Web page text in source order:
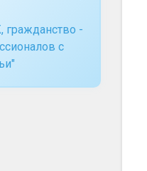
гражданство -
с